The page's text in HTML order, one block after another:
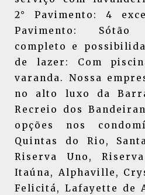
2° Pavimento: 4
Pavimento:
completo e
de lazer: Com
varanda. Nossa
no alto luxo da
Recreio dos
opções nos
Quintas do Rio,
Riserva Uno,
Itaúna, Alphaville,
Felicitá, Lafayette de